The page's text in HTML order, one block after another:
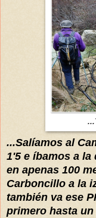
...Salíamos al
1'5 e íbamos a
en apenas 100
Carboncillo a la
también va ese
primero hasta